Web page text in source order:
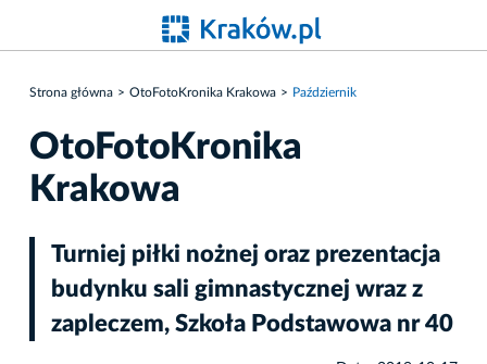
Strona główna OtoFotoKronika Krakowa Październik
OtoFotoKronika
Krakowa
Turniej piłki nożnej oraz prezentacja
budynku sali gimnastycznej wraz z
zapleczem, Szkoła Podstawowa nr 40